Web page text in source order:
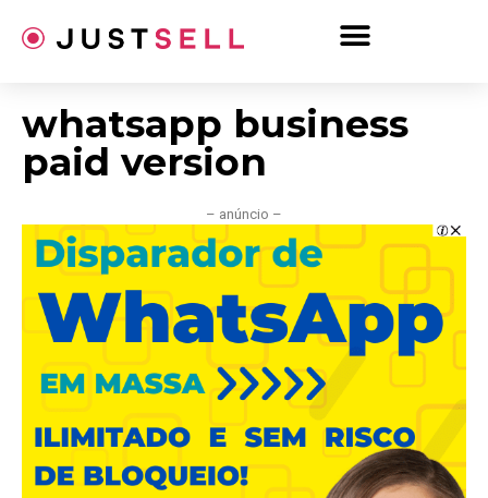
para
whatsapp business
paid version
– anúncio –